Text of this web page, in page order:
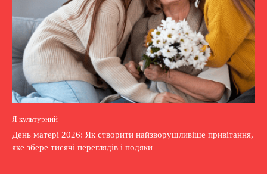
Я культурний
День матері 2026: Як створити найзворушливіше привітання,
яке збере тисячі переглядів і подяки